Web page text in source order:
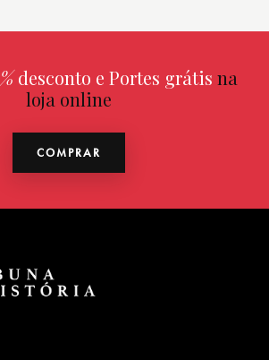
%desconto e Portes grátis na
loja online
COMPRAR